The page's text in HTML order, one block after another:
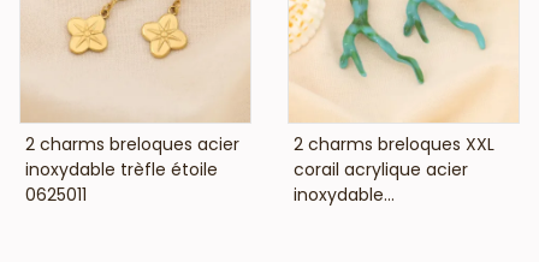
VOIR LE PRIX
2 charms breloques acier
inoxydable trèfle étoile
0625011
VOIR LE PRIX
2 charms breloques XXL
corail acrylique acier
inoxydable...